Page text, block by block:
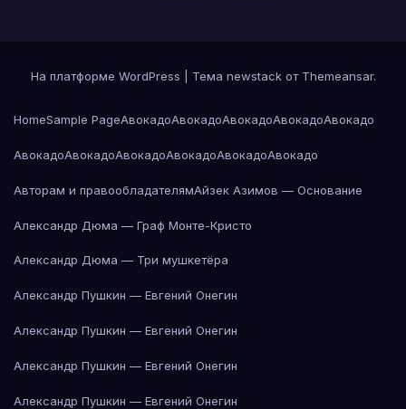
На платформе WordPress Тема newstack от Themeansar.
HomeSample PageАвокадоАвокадоАвокадоАвокадоАвокадо
АвокадоАвокадоАвокадоАвокадоАвокадоАвокадо
Авторам и правообладателямАйзек Азимов — Основание
Александр Дюма — Граф Монте-Кристо
Александр Дюма — Три мушкетёра
Александр Пушкин — Евгений Онегин
Александр Пушкин — Евгений Онегин
Александр Пушкин — Евгений Онегин
Александр Пушкин — Евгений Онегин